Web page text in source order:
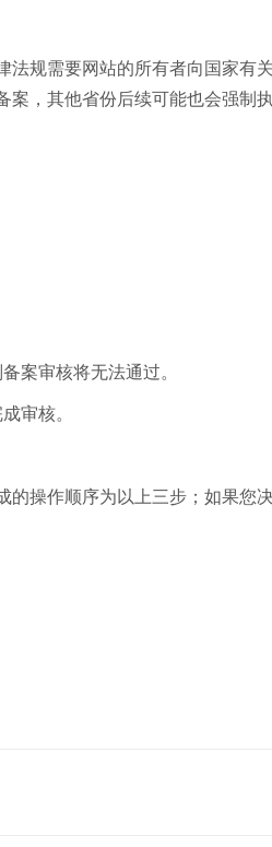
法规需要网站的所有者向国家有
案，其他省份后续可能也会强制执
案审核将无法通过。
审核。
的操作顺序为以上三步；如果您